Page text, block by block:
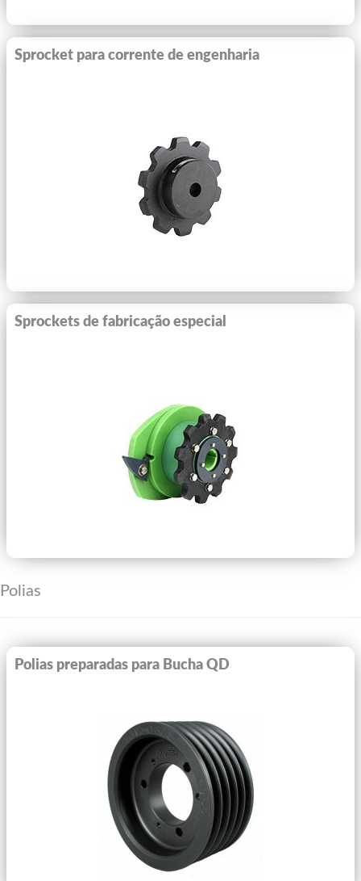
Ver Mais
Sprocket para corrente de engenharia
Ver Mais
Sprockets de fabricação especial
Polias
Polias preparadas para Bucha QD